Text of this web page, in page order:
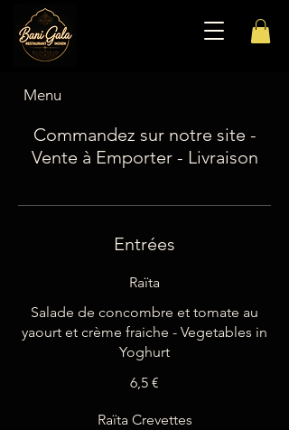
Menu
Commandez sur notre site -
Vente à Emporter - Livraison
Entrées
Raïta
Salade de concombre et tomate au
yaourt et crème fraiche - Vegetables in
Yoghurt
6,5 €
Raïta Crevettes